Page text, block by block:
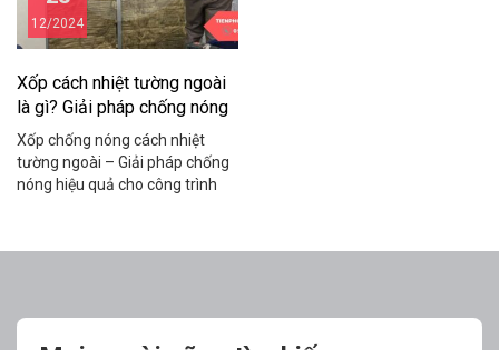
12/2024
Xốp cách nhiệt tường ngoài
là gì? Giải pháp chống nóng
hiệu quả
Xốp chống nóng cách nhiệt
tường ngoài – Giải pháp chống
nóng hiệu quả cho công trình
tường ngoài đang trở thành
vai trò quan trọng trong việc